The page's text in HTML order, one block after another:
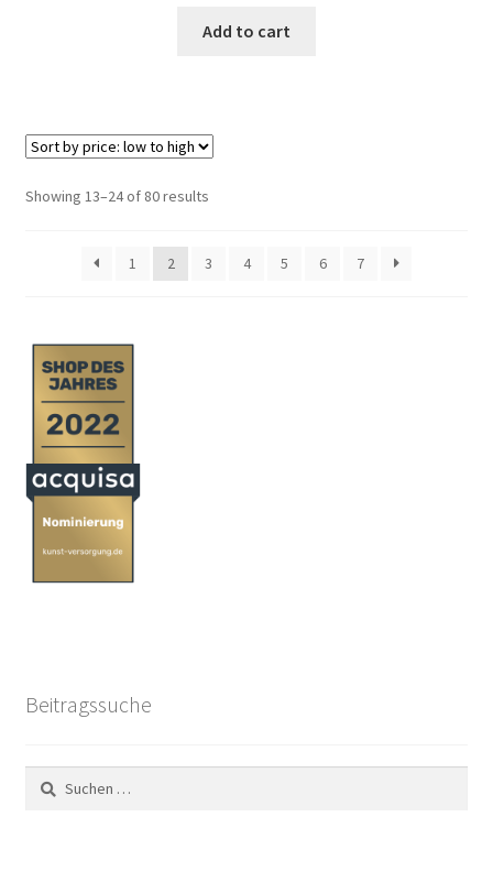
Add to cart
Showing 13–24 of 80 results
1 2 3 4 5 6 7
Beitragssuche
Suchen
nach: